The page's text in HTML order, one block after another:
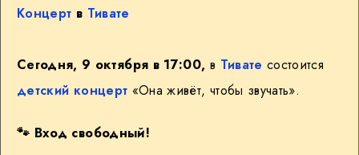
Концерт в Тивате
Сегодня, 9 октября в 17:00, в Тивате состоится
детский концерт «Она живёт, чтобы звучать».
🐾 Вход свободный!